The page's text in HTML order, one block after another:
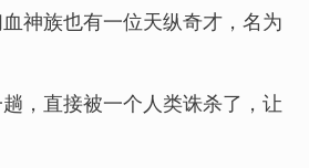
神族也有一位天纵奇才，名为
，直接被一个人类诛杀了，让